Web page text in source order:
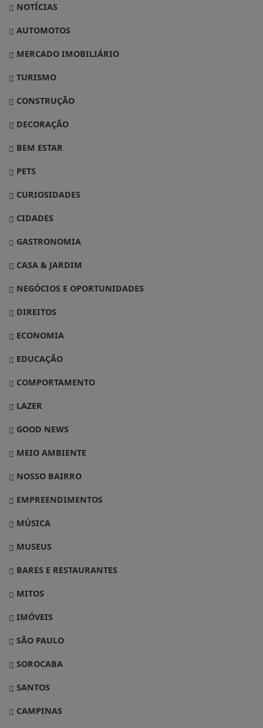
NOTÍCIAS
AUTOMOTOS
MERCADO IMOBILIÁRIO
TURISMO
CONSTRUÇÃO
DECORAÇÃO
BEM ESTAR
PETS
CURIOSIDADES
CIDADES
GASTRONOMIA
CASA & JARDIM
NEGÓCIOS E OPORTUNIDADES
DIREITOS
ECONOMIA
EDUCAÇÃO
COMPORTAMENTO
LAZER
GOOD NEWS
MEIO AMBIENTE
NOSSO BAIRRO
EMPREENDIMENTOS
MÚSICA
MUSEUS
BARES E RESTAURANTES
MITOS
IMÓVEIS
SÃO PAULO
SOROCABA
SANTOS
CAMPINAS